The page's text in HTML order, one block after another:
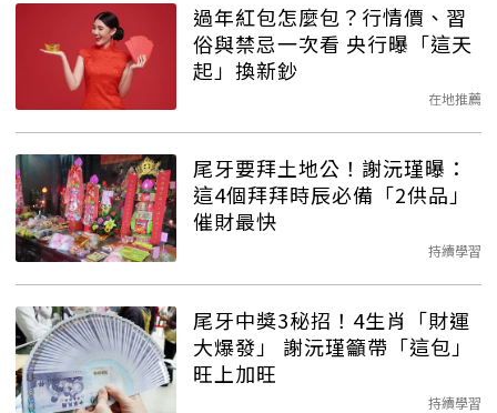
過年紅包怎麼包？行情價、習
俗與禁忌一次看 央行曝「這天
起」換新鈔
在地推薦
尾牙要拜土地公！謝沅瑾曝：
這4個拜拜時辰必備「2供品」
催財最快
持續學習
尾牙中獎3秘招！4生肖「財運
大爆發」 謝沅瑾籲帶「這包」
旺上加旺
持續學習